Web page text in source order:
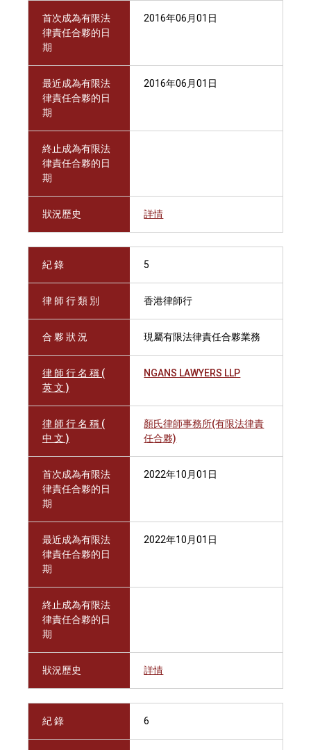
首次成為有限法
律責任合夥的日
期
2016年06月01日
最近成為有限法
律責任合夥的日
期
2016年06月01日
終止成為有限法
律責任合夥的日
期
狀況歷史 詳情
紀 錄 5
律 師 行 類 別 香港律師行
合 夥 狀 況 現屬有限法律責任合夥業務
律 師 行 名 稱 (
英 文 )
NGANS LAWYERS LLP
律 師 行 名 稱 (
中 文 )
顏氏律師事務所(有限法律責
任合夥)
首次成為有限法
律責任合夥的日
期
2022年10月01日
最近成為有限法
律責任合夥的日
期
2022年10月01日
終止成為有限法
律責任合夥的日
期
狀況歷史 詳情
紀 錄 6